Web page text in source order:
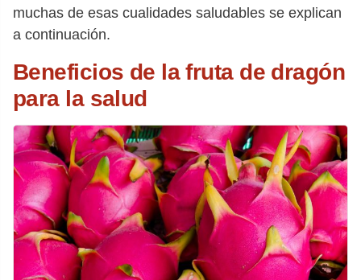
muchas de esas cualidades saludables se explican
a continuación.
Beneficios de la fruta de dragón
para la salud